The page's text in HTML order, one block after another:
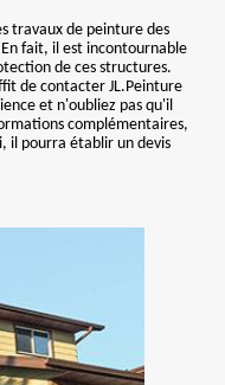
travaux de peinture des
fait, il est incontournable
de ces structures.
de contacter JL.Peinture
et n'oubliez pas qu'il
complémentaires,
il pourra établir un devis